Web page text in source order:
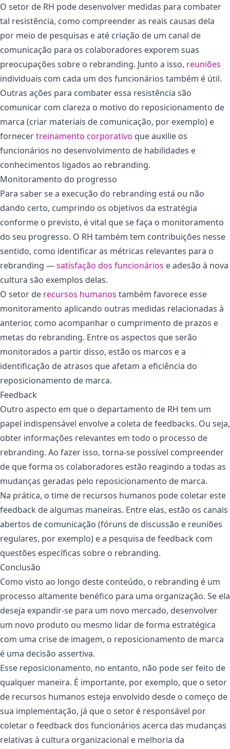
O setor de RH pode desenvolver medidas para combater
tal resistência, como compreender as reais causas dela
por meio de pesquisas e até criação de um canal de
comunicação para os colaboradores exporem suas
preocupações sobre o rebranding. Junto a isso, reuniões
individuais com cada um dos funcionários também é útil.
Outras ações para combater essa resistência são
comunicar com clareza o motivo do reposicionamento de
marca (criar materiais de comunicação, por exemplo) e
fornecertreinamento corporativo que auxilie os
funcionários no desenvolvimento de habilidades e
conhecimentos ligados ao rebranding.
Monitoramento do progresso
Para saber se a execução do rebranding está ou não
dando certo, cumprindo os objetivos da estratégia
conforme o previsto, é vital que se faça o monitoramento
do seu progresso. O RH também tem contribuições nesse
sentido, como identificar as métricas relevantes para o
rebranding —satisfação dos funcionários e adesão à nova
cultura são exemplos delas.
O setor de recursos humanos também favorece esse
monitoramento aplicando outras medidas relacionadas à
anterior, como acompanhar o cumprimento de prazos e
metas do rebranding. Entre os aspectos que serão
monitorados a partir disso, estão os marcos e a
identificação de atrasos que afetam a eficiência do
reposicionamento de marca.
Feedback
Outro aspecto em que o departamento de RH tem um
papel indispensável envolve a coleta de feedbacks. Ou seja,
obter informações relevantes em todo o processo de
rebranding. Ao fazer isso, torna-se possível compreender
de que forma os colaboradores estão reagindo a todas as
mudanças geradas pelo reposicionamento de marca.
Na prática, o time de recursos humanos pode coletar este
feedback de algumas maneiras. Entre elas, estão os canais
abertos de comunicação (fóruns de discussão e reuniões
regulares, por exemplo) e a pesquisa de feedback com
questões específicas sobre o rebranding.
Conclusão
Como visto ao longo deste conteúdo, o rebranding é um
processo altamente benéfico para uma organização. Se ela
deseja expandir-se para um novo mercado, desenvolver
um novo produto ou mesmo lidar de forma estratégica
com uma crise de imagem, o reposicionamento de marca
é uma decisão assertiva.
Esse reposicionamento, no entanto, não pode ser feito de
qualquer maneira. É importante, por exemplo, que o setor
de recursos humanos esteja envolvido desde o começo de
sua implementação, já que o setor é responsável por
coletar o feedback dos funcionários acerca das mudanças
relativas à cultura organizacional e melhoria da